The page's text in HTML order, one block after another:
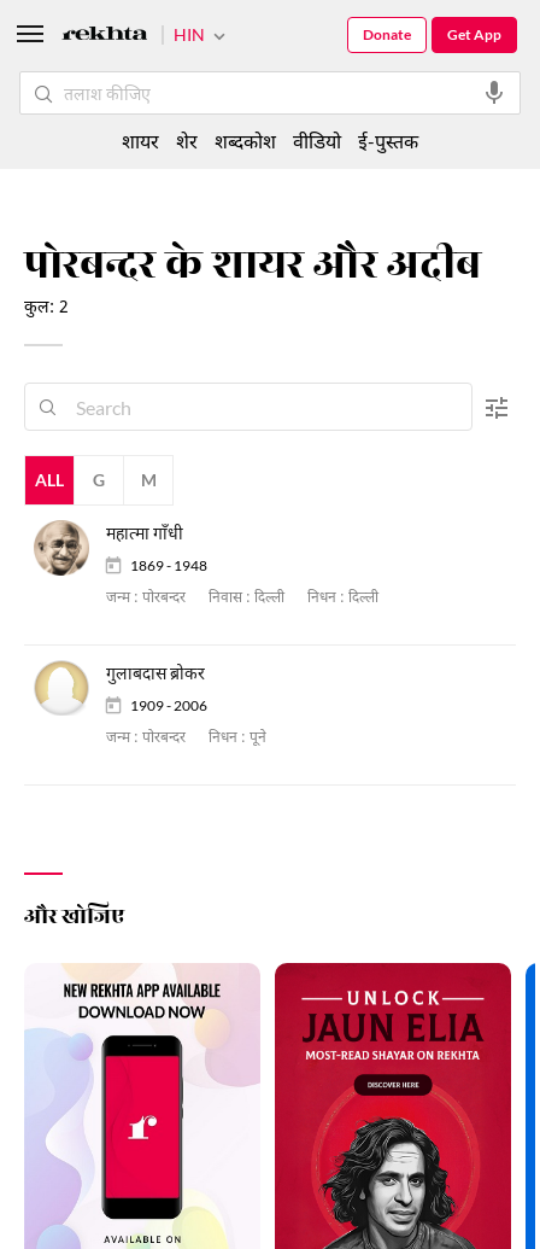
पोरबन्दर के शायर और अदीब
कुल: 2
ALL G M
महात्मा गाँधी
1869 - 1948
जन्म : पोरबन्दर निवास : दिल्ली निधन : दिल्ली
गुलाबदास ब्रोकर
1909 - 2006
जन्म : पोरबन्दर निधन : पूने
और खोजिए
HIN Get App
Donate
शायर शेर शब्दकोश वीडियो ई-पुस्तक